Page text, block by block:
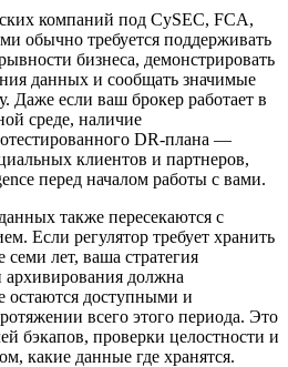
компаний под CySEC, FCA,
обычно требуется поддерживать
бизнеса, демонстрировать
данных и сообщать значимые
Даже если ваш брокер работает в
среде, наличие
DR-плана —
клиентов и партнеров,
перед началом работы с вами.
также пересекаются с
Если регулятор требует хранить
семи лет, ваша стратегия
архивирования должна
остаются доступными и
всего этого периода. Это
бэкапов, проверки целостности и
какие данные где хранятся.